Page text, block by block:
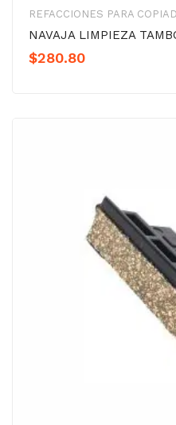
REFACCIONES PARA
NAVAJA LIMPIEZA
$280.80